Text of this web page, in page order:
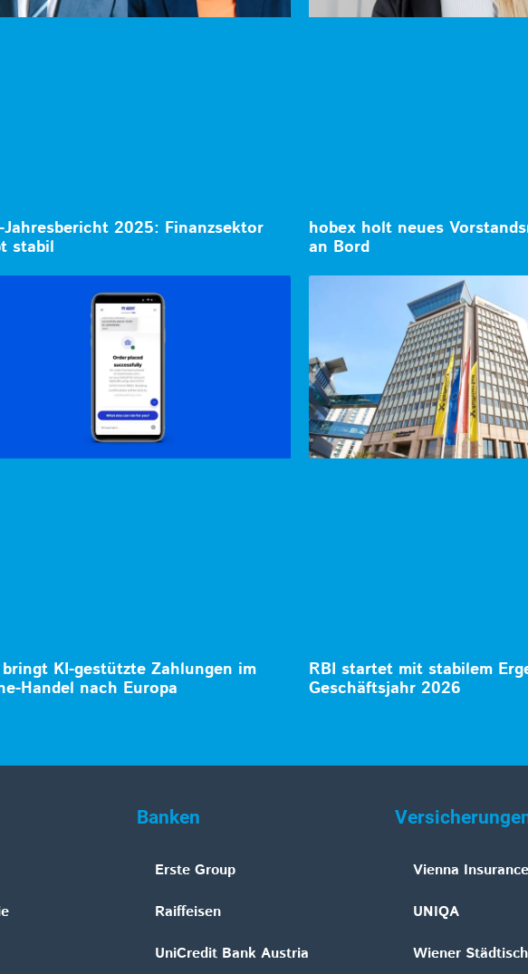
Jahresbericht 2025: Finanzsektor
stabil
hobex holt neues
an Bord
KI-gestützte Zahlungen im
Handel nach Europa
RBI startet mit stabilem
Geschäftsjahr 2026
Banken
Erste Group
Raiffeisen
UniCredit Bank Austria
Vienna
UNIQA
Wiener